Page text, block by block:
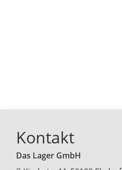
Kontakt
Das Lager GmbH